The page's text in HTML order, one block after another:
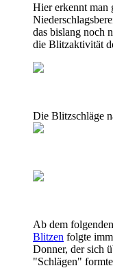
Hier erkennt man
das bislang noch
die Blitzaktivität
Die Blitzschläge
Ab dem
Blitzen folgte
Donner, der sich
"Schlägen"